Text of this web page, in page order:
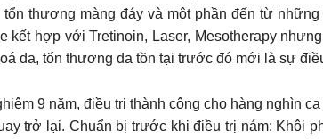
thương màng đáy và một phần đến từ
kết hợp với Tretinoin, Laser, Mesotherapy
da, tổn thương da tồn tại trước đó mới là sự
9 năm, điều trị thành công cho hàng nghìn
trở lại. Chuẩn bị trước khi điều trị nám: Khôi